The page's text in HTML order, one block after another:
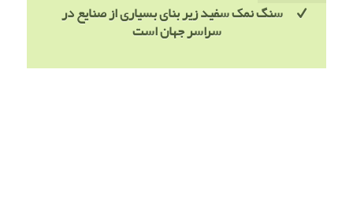
سنگ نمک سفید زیر بنای بسیاری از صنایع در
سراسر جهان است